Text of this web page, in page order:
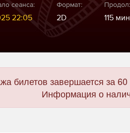
сеанса:
22:05
Формат:
2D 115
билетов завершается за
Информация о